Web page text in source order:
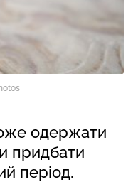
одержати
придбати
період.